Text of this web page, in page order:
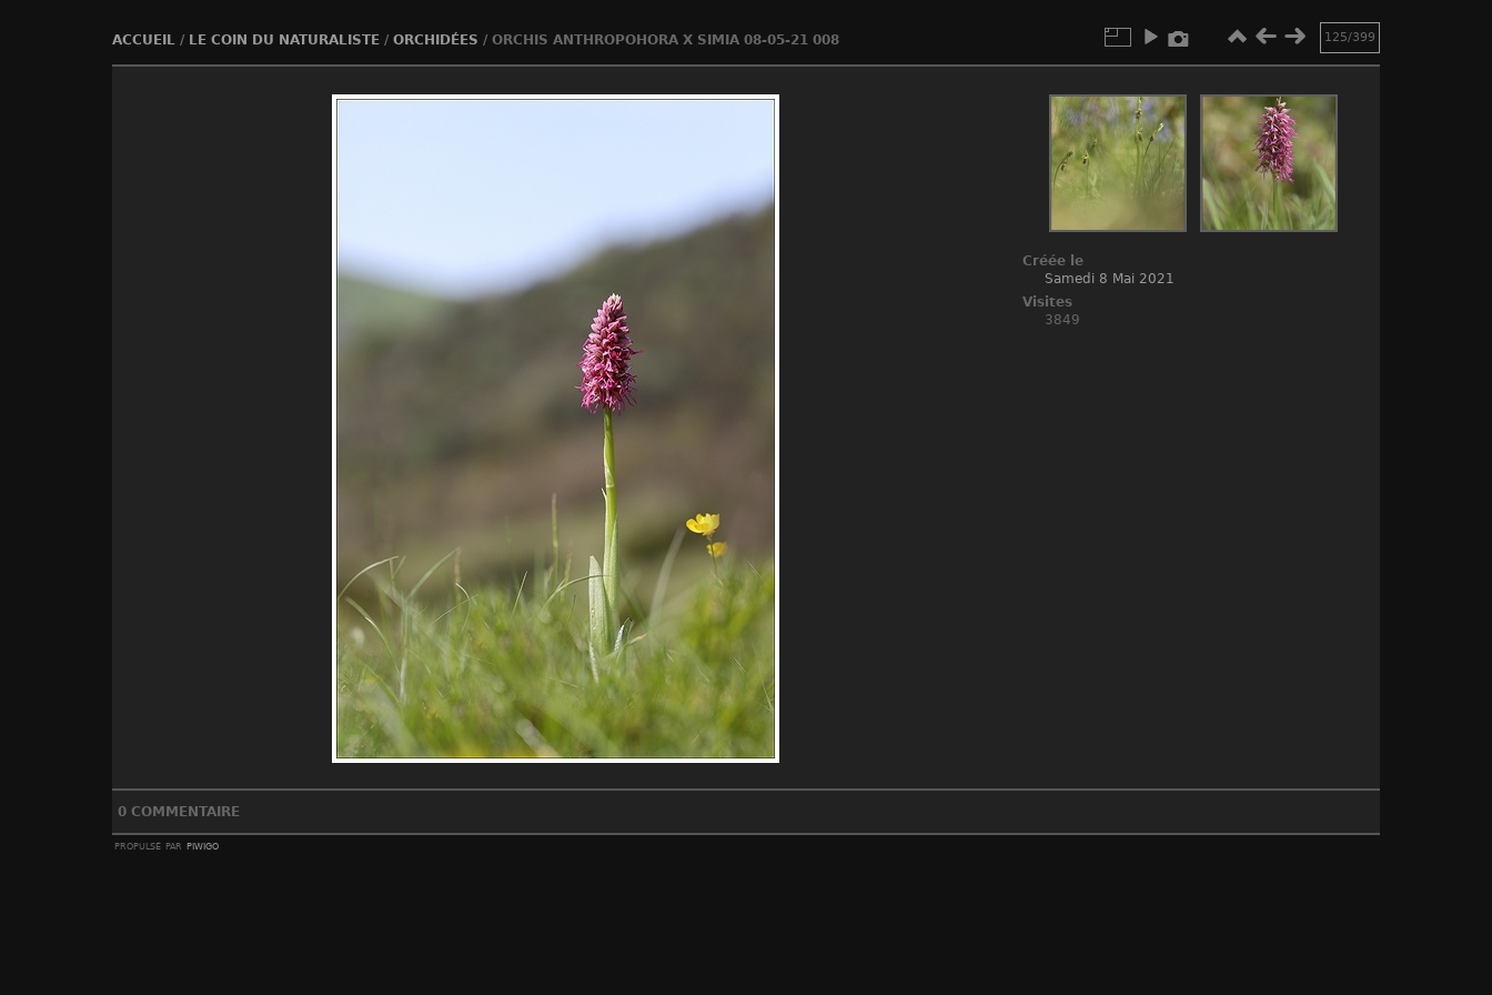
ACCUEIL/ LE COIN DU NATURALISTE/ ORCHIDÉES / ORCHIS ANTHROPOHORA X SIMIA 08-05-21 008 125/399
Créée le
Samedi 8 Mai 2021
Visites
3849
0 COMMENTAIRE
propulsé par piwigo